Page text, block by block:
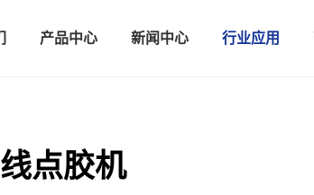
产品中心 新闻中心 行业应用
点胶机